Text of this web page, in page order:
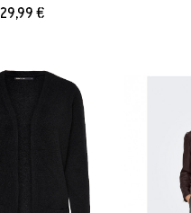
29,99 €